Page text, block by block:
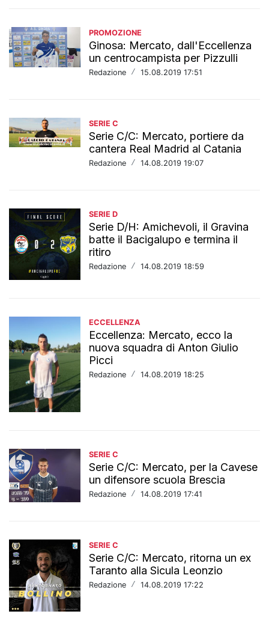
PROMOZIONE
Ginosa: Mercato, dall'Eccellenza
un centrocampista per Pizzulli
Redazione / 15.08.2019 17:51
SERIE C
Serie C/C: Mercato, portiere da
cantera Real Madrid al Catania
Redazione / 14.08.2019 19:07
SERIE D
Serie D/H: Amichevoli, il Gravina
batte il Bacigalupo e termina il
ritiro
Redazione / 14.08.2019 18:59
ECCELLENZA
Eccellenza: Mercato, ecco la
nuova squadra di Anton Giulio
Picci
Redazione / 14.08.2019 18:25
SERIE C
Serie C/C: Mercato, per la Cavese
un difensore scuola Brescia
Redazione / 14.08.2019 17:41
SERIE C
Serie C/C: Mercato, ritorna un ex
Taranto alla Sicula Leonzio
Redazione / 14.08.2019 17:22